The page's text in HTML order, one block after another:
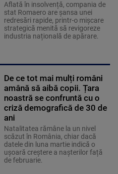
Aflată în insolvență, compania de
stat Romaero are șansa unei
redresări rapide, printr-o mișcare
strategică menită să revigoreze
industria națională de apărare.
De ce tot mai mulți români
amână să aibă copii. Țara
noastră se confruntă cu o
criză demografică de 30 de
ani
Natalitatea rămâne la un nivel
scăzut în România, chiar dacă
datele din luna martie indică o
ușoară creștere a nașterilor față
de februarie.